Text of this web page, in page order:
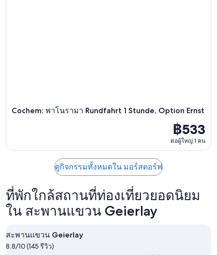
Cochem: พาโนรามา Rundfahrt 1 Stunde, Option Ernst
฿533
ต่อผู้ใหญ่ 1 คน
ดูกิจกรรมทั้งหมดใน มอร์สดอร์ฟ
ที่พักใกล้สถานที่ท่องเที่ยวยอดนิยม
ใน สะพานแขวน Geierlay
สะพานแขวน Geierlay
8.8/10 (145 รีวิว)